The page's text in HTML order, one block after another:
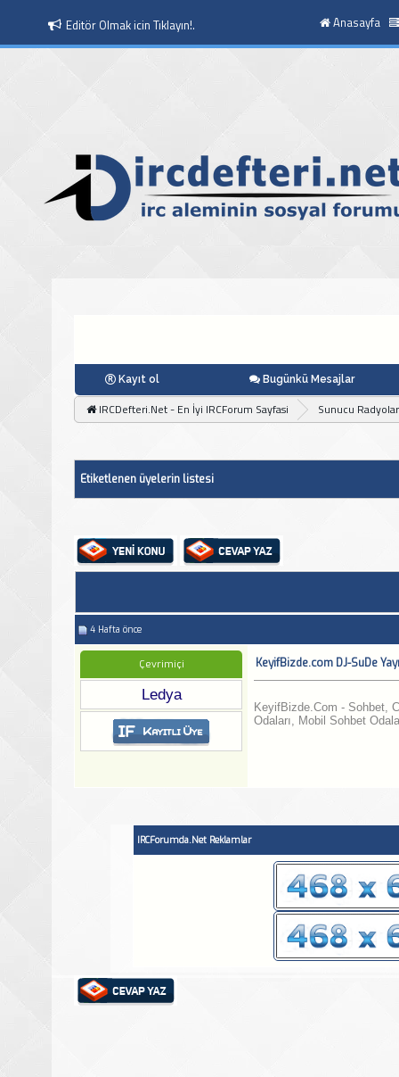
Editör Olmak icin Tıklayın!. Anasayfa
Kayıt ol Bugünkü Mesajlar
IRCDefteri.Net - En İyi IRCForum Sayfasi Sunucu
Etiketlenen üyelerin listesi
4 Hafta önce
Çevrimiçi
Ledya
KeyifBizde.com DJ-SuDe
KeyifBizde.Com - Sohbet,
Odaları, Mobil Sohbet
IRCForumda.Net Reklamlar